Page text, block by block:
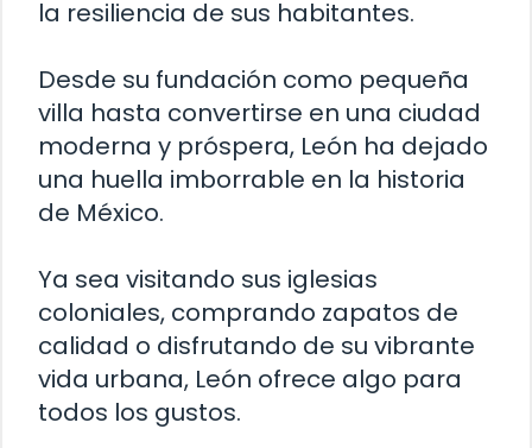
la resiliencia de sus habitantes.
Desde su fundación como pequeña
villa hasta convertirse en una ciudad
moderna y próspera, León ha dejado
una huella imborrable en la historia
de México.
Ya sea visitando sus iglesias
coloniales, comprando zapatos de
calidad o disfrutando de su vibrante
vida urbana, León ofrece algo para
todos los gustos.